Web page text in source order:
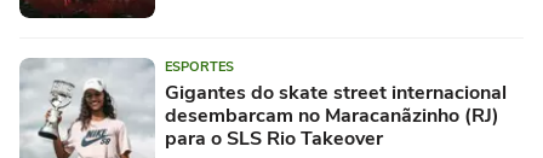
ESPORTES
Gigantes do skate street internacional
desembarcam no Maracanãzinho (RJ)
para o SLS Rio Takeover